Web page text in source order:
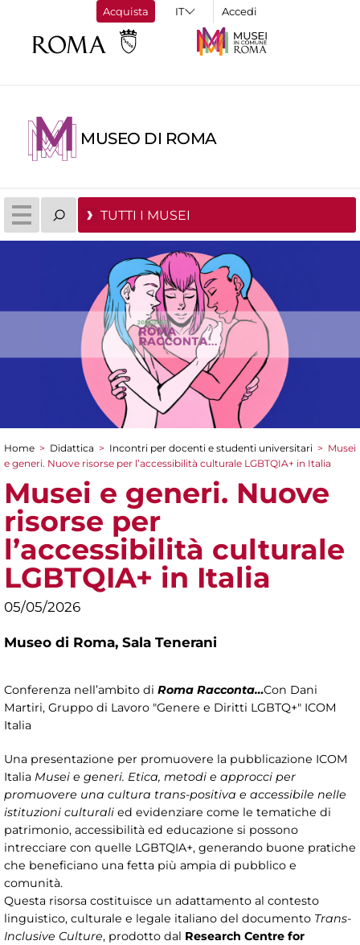
Acquista Accedi
MUSEO DI ROMA
TUTTI I MUSEI
Tu sei qui
Home > Didattica > Incontri per docenti e studenti universitari > Musei
e generi. Nuove risorse per l’accessibilità culturale LGBTQIA+ in Italia
Musei e generi. Nuove
risorse per
l’accessibilità culturale
LGBTQIA+ in Italia
05/05/2026
Museo di Roma, Sala Tenerani
Conferenza nell’ambito di Roma Racconta…Con Dani
Martiri, Gruppo di Lavoro "Genere e Diritti LGBTQ+" ICOM
Italia
Una presentazione per promuovere la pubblicazione ICOM
Italia Musei e generi. Etica, metodi e approcci per
promuovere una cultura trans-positiva e accessibile nelle
istituzioni culturali ed evidenziare come le tematiche di
patrimonio, accessibilità ed educazione si possono
intrecciare con quelle LGBTQIA+, generando buone pratiche
che beneficiano una fetta più ampia di pubblico e
comunità.
Questa risorsa costituisce un adattamento al contesto
linguistico, culturale e legale italiano del documento Trans-
Inclusive Culture, prodotto dal Research Centre for